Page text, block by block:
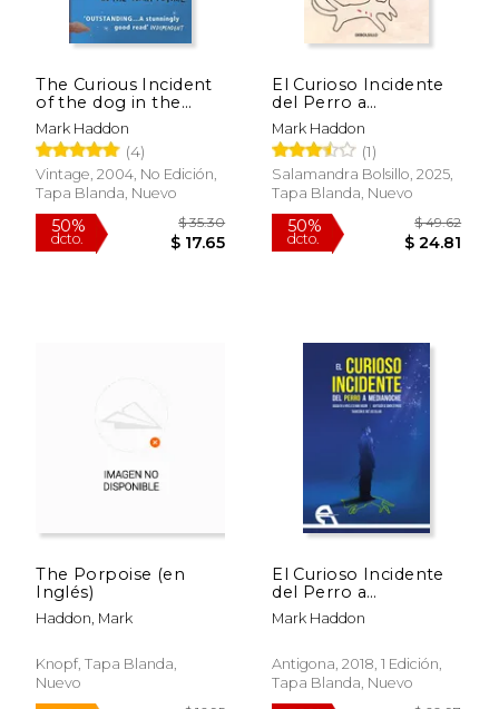
50%
dcto.
The Curious Incident
of the dog in the
Night-Time (en
Inglés)
Mark Haddon
(4)
Vintage, 2004, No Edición,
Tapa Blanda, Nuevo
El Curioso Incidente
del Perro a
Medianoche
Mark Haddon
(1)
Salamandra Bolsillo, 2025,
Tapa Blanda, Nuevo
The Porpoise (en
Inglés)
Haddon, Mark
Knopf, Tapa Blanda,
Nuevo
El Curioso Incidente
del Perro a
Medianoche
Mark Haddon
Antigona, 2018, 1 Edición,
Tapa Blanda, Nuevo